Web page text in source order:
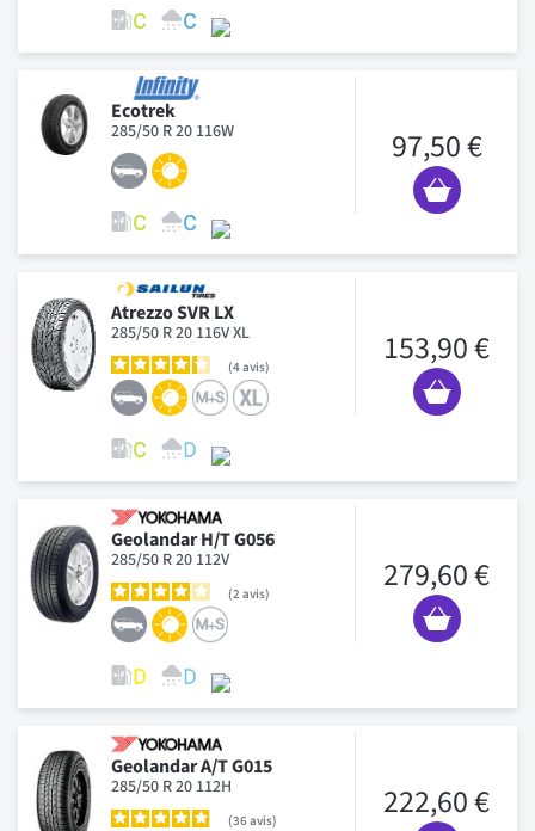
Ecotrek
285/50 R 20 116W 97,50 €
Atrezzo SVR LX
285/50 R 20 116V XL
4avis 153,90 €
Geolandar H/T G056
285/50 R 20 112V
2 avis 279,60 €
Geolandar A/T G015
285/50 R 20 112H
36avis 222,60 €